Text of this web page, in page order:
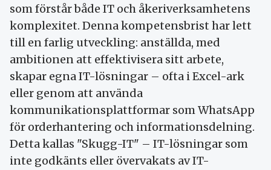
som förstår både IT och åkeriverksamhetens
komplexitet. Denna kompetensbrist har lett
till en farlig utveckling: anställda, med
ambitionen att effektivisera sitt arbete,
skapar egna IT-lösningar – ofta i Excel-ark
eller genom att använda
kommunikationsplattformar som WhatsApp
för orderhantering och informationsdelning.
Detta kallas "Skugg-IT" – IT-lösningar som
inte godkänts eller övervakats av IT-